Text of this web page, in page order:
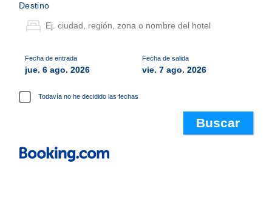
Destino
Fecha de entrada
jue. 6 ago. 2026
Fecha de salida
vie. 7 ago. 2026
Todavía no he decidido las fechas